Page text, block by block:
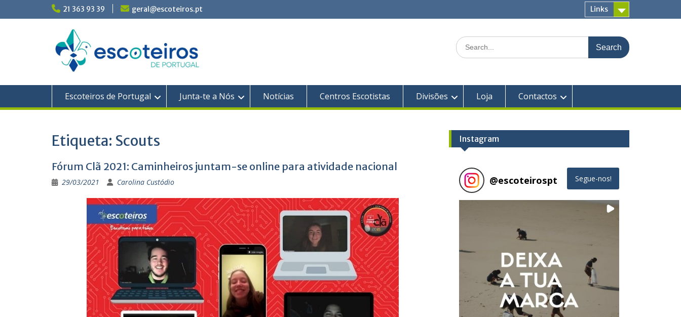
21 363 93 39 geral@escoteiros.pt Links
Search
for:
Escoteiros de Portugal Junta-te a Nós Notícias Centros Escotistas Divisões Loja Contactos
Etiqueta: Scouts
Fórum Clã 2021: Caminheiros juntam-se online para atividade nacional
29/03/2021 Carolina Custódio
Instagram
@escoteirospt Segue-nos!